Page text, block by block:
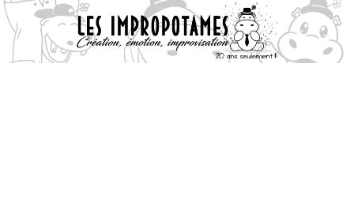
Aller
au
contenu